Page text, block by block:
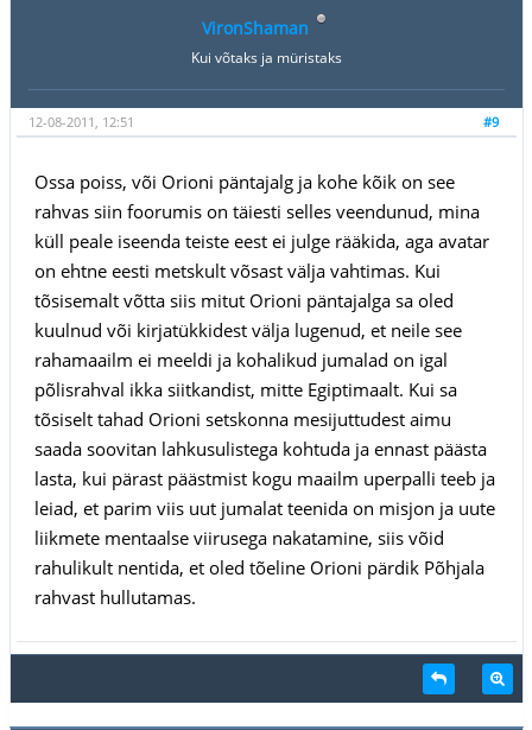
VironShaman
Kui võtaks ja müristaks
#9
12-08-2011, 12:51
Ossa poiss, või Orioni päntajalg ja kohe kõik on see
rahvas siin foorumis on täiesti selles veendunud, mina
küll peale iseenda teiste eest ei julge rääkida, aga avatar
on ehtne eesti metskult võsast välja vahtimas. Kui
tõsisemalt võtta siis mitut Orioni päntajalga sa oled
kuulnud või kirjatükkidest välja lugenud, et neile see
rahamaailm ei meeldi ja kohalikud jumalad on igal
põlisrahval ikka siitkandist, mitte Egiptimaalt. Kui sa
tõsiselt tahad Orioni setskonna mesijuttudest aimu
saada soovitan lahkusulistega kohtuda ja ennast päästa
lasta, kui pärast päästmist kogu maailm uperpalli teeb ja
leiad, et parim viis uut jumalat teenida on misjon ja uute
liikmete mentaalse viirusega nakatamine, siis võid
rahulikult nentida, et oled tõeline Orioni pärdik Põhjala
rahvast hullutamas.